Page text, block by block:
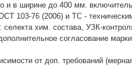
и в ширине до 400 мм.
103-76 (2006) и ТС -
хим. состава, УЗК-
согласование
от доп. требований